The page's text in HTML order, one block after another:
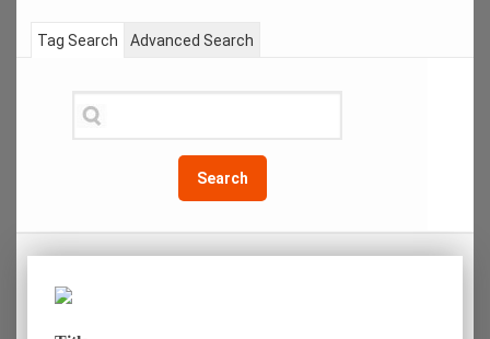
Tag Search
Search
Advanced Search